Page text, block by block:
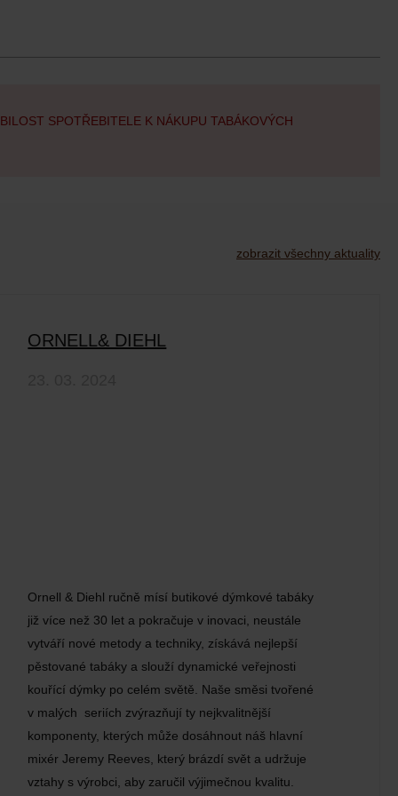
SPOTŘEBITELE K NÁKUPU TABÁKOVÝCH
zobrazit všechny aktuality
ORNELL& DIEHL
Ornell & Diehl ručně mísí butikové dýmkové tabáky
již více než 30 let a pokračuje v inovaci, neustále
vytváří nové metody a techniky, získává nejlepší
pěstované tabáky a slouží dynamické veřejnosti
kouřící dýmky po celém světě. Naše směsi tvořené
v malých seriích zvýrazňují ty nejkvalitnější
komponenty, kterých může dosáhnout náš hlavní
mixér Jeremy Reeves, který brázdí svět a udržuje
vztahy s výrobci, aby zaručil výjimečnou kvalitu.